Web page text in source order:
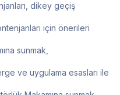
dikey geçiş
için önerileri
sunmak,
ve uygulama esasları ile